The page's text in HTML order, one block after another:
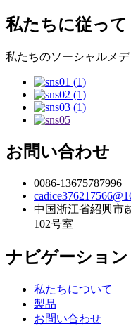
私たちに従っ
私たちのソーシャルメ
お問い合わせ
0086-13675787996
中国浙江省紹興市
102号室
ナビゲーション
私たちについて
製品
お問い合わせ